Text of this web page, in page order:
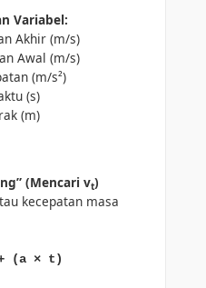
Variabel:
Akhir (m/s)
Awal (m/s)
(m/s²)
(s)
(m)
(Mencari vt)
kecepatan masa
(a × t)